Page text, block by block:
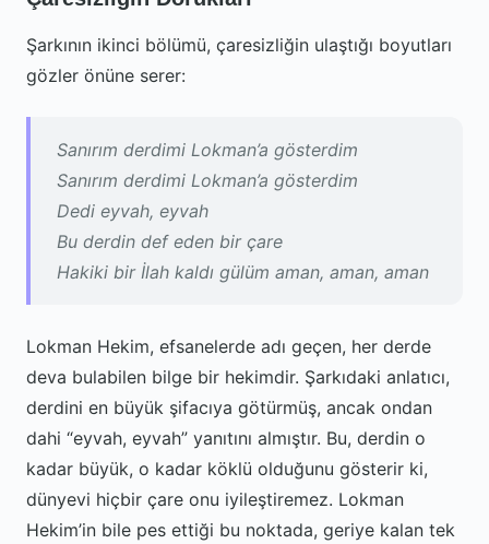
Şarkının ikinci bölümü, çaresizliğin ulaştığı boyutları
gözler önüne serer:
Sanırım derdimi Lokman’a gösterdim
Sanırım derdimi Lokman’a gösterdim
Dedi eyvah, eyvah
Bu derdin def eden bir çare
Hakiki bir İlah kaldı gülüm aman, aman, aman
Lokman Hekim, efsanelerde adı geçen, her derde
deva bulabilen bilge bir hekimdir. Şarkıdaki anlatıcı,
derdini en büyük şifacıya götürmüş, ancak ondan
dahi “eyvah, eyvah” yanıtını almıştır. Bu, derdin o
kadar büyük, o kadar köklü olduğunu gösterir ki,
dünyevi hiçbir çare onu iyileştiremez. Lokman
Hekim’in bile pes ettiği bu noktada, geriye kalan tek